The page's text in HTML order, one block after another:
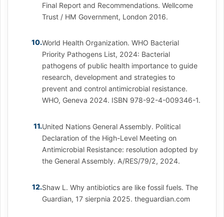
Final Report and Recommendations. Wellcome
Trust / HM Government, London 2016.
10.World Health Organization. WHO Bacterial
Priority Pathogens List, 2024: Bacterial
pathogens of public health importance to guide
research, development and strategies to
prevent and control antimicrobial resistance.
WHO, Geneva 2024. ISBN 978-92-4-009346-1.
11.United Nations General Assembly. Political
Declaration of the High-Level Meeting on
Antimicrobial Resistance: resolution adopted by
the General Assembly. A/RES/79/2, 2024.
12.Shaw L. Why antibiotics are like fossil fuels. The
Guardian, 17 sierpnia 2025. theguardian.com